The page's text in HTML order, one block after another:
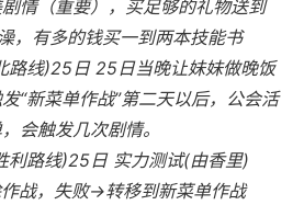
情（重要），买足够的礼物送到
，有多的钱买一到两本技能书
路线)25日 25日当晚让妹妹做晚饭
“新菜单作战”第二天以后，公会活
会触发几次剧情。
利路线)25日 实力测试(由香里)
战，失败→转移到新菜单作战